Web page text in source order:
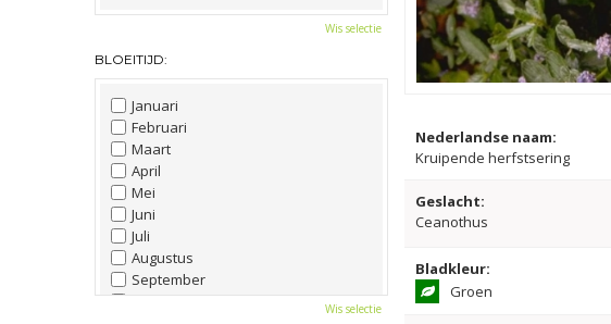
Nederlandse naam:
Kruipende herfstsering
Geslacht:
Ceanothus
Bladkleur:
Groen
Wis selectie
BLOEITIJD:
Januari
Februari
Maart
April
Mei
Juni
Juli
Augustus
September
Oktober
Wis selectie